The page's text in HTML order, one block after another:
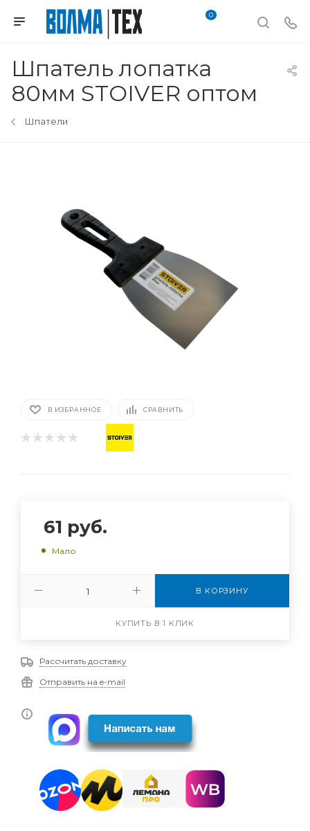
0
Шпатель лопатка
80мм STOIVER оптом
Шпатели
В ИЗБРАННОЕ СРАВНИТЬ
61 руб.
Мало
В КОРЗИНУ
КУПИТЬ В 1 КЛИК
Рассчитать доставку
Отправить на e-mail